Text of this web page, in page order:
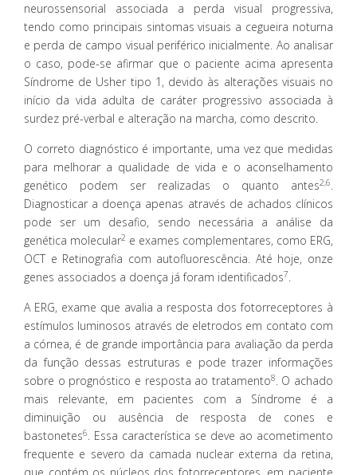
neurossensorial associada a perda visual progressiva,
tendo como principais sintomas visuais a cegueira noturna
e perda de campo visual periférico inicialmente. Ao analisar
o caso, pode-se afirmar que o paciente acima apresenta
Síndrome de Usher tipo 1, devido às alterações visuais no
início da vida adulta de caráter progressivo associada à
surdez pré-verbal e alteração na marcha, como descrito.
O correto diagnóstico é importante, uma vez que medidas
para melhorar a qualidade de vida e o aconselhamento
genético podem ser realizadas o quanto antes2,6.
Diagnosticar a doença apenas através de achados clínicos
pode ser um desafio, sendo necessária a análise da
genética molecular2 e exames complementares, como ERG,
OCT e Retinografia com autofluorescência. Até hoje, onze
genes associados a doença já foram identificados7.
A ERG, exame que avalia a resposta dos fotorreceptores à
estímulos luminosos através de eletrodos em contato com
a córnea, é de grande importância para avaliação da perda
da função dessas estruturas e pode trazer informações
sobre o prognóstico e resposta ao tratamento8. O achado
mais relevante, em pacientes com a Síndrome é a
diminuição ou ausência de resposta de cones e
bastonetes6. Essa característica se deve ao acometimento
frequente e severo da camada nuclear externa da retina,